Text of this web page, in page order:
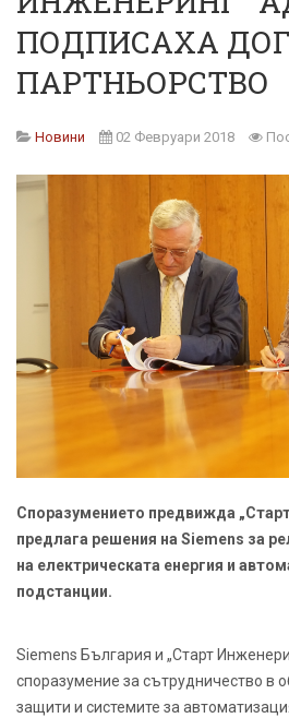
ПОДПИСАХА
ПАРТНЬОРСТВО
Новини 02 Февруари 2018
Споразумението предвижда
предлага решения на Siemens за
на електрическата енергия и
подстанции.
Siemens България и „Старт
споразумение за сътрудничество в
защити и системите за